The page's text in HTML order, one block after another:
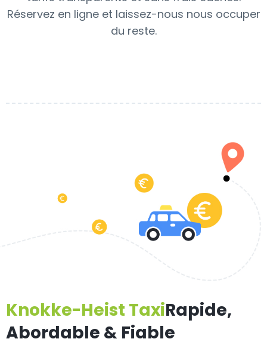
Réservez en ligne et laissez-nous nous occuper
du reste.
Knokke-Heist TaxiRapide,
Abordable & Fiable